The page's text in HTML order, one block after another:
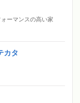
ーマンスの高い家
カタ